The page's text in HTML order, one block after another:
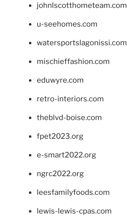
johnlscotthometeam.com
u-seehomes.com
watersportslagonissi.com
mischieffashion.com
eduwyre.com
retro-interiors.com
theblvd-boise.com
fpet2023.org
e-smart2022.org
ngrc2022.org
leesfamilyfoods.com
lewis-lewis-cpas.com